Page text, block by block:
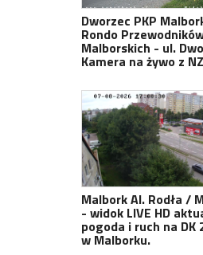
Dworzec PKP
Rondo
Malborskich - ul.
Kamera na żywo z
Malbork Al. Rodła /
- widok LIVE HD
pogoda i ruch na DK
w Malborku.